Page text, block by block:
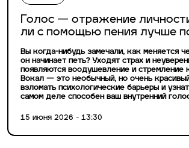
Голос — отражение
ли с помощью пения лучше
Вы когда-нибудь замечали, как меняется
он начинает петь? Уходят страх и
появляются воодушевление и стремление
Вокал — это необычный, но очень
взломать психологические барьеры и
самом деле способен ваш внутренний
15 июня 2026 - 13:30